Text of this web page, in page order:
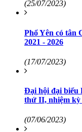
(25/07/2023)
Phổ Yên có tân
2021 - 2026
(17/07/2023)
Đại hội đại biểu
thứ II, nhiệm kỳ
(07/06/2023)